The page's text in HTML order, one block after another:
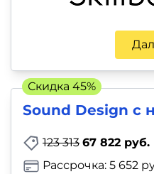
Sound Design с
123 313 67 822 руб.
Рассрочка: 5 652
Скидка 45%